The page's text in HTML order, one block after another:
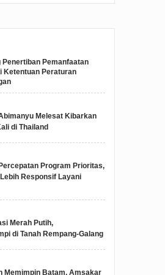
Penertiban Pemanfaatan
Ketentuan Peraturan
Melesat Kibarkan
di Thailand
Program Prioritas,
Responsif Layani
Merah Putih,
di Tanah Rempang-Galang
Memimpin Batam, Amsakar